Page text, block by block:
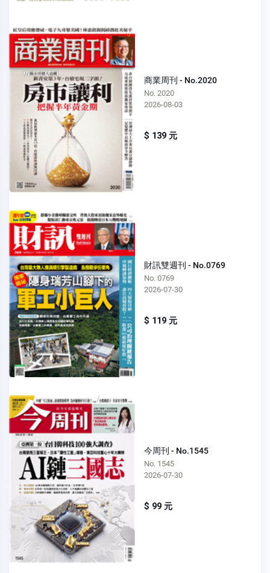
商業周刊 - No.2020
No. 2020
2026-08-03
$ 139 元
財訊雙週刊 - No.0769
No. 0769
2026-07-30
$ 119 元
今周刊 - No.1545
No. 1545
2026-07-30
$ 99 元